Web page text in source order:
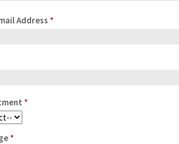
Address *
*
*